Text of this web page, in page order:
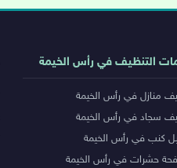
التنظيف في رأس الخيمة
منازل في رأس الخيمة
سجاد في رأس الخيمة
كنب في رأس الخيمة
حشرات في رأس الخيمة